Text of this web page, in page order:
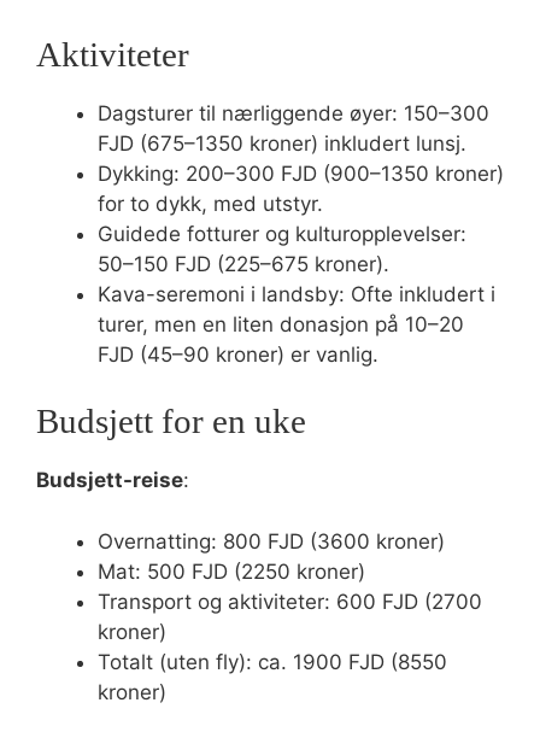
Aktiviteter
Dagsturer til nærliggende øyer: 150–300
FJD (675–1350 kroner) inkludert lunsj.
Dykking: 200–300 FJD (900–1350 kroner)
for to dykk, med utstyr.
Guidede fotturer og kulturopplevelser:
50–150 FJD (225–675 kroner).
Kava-seremoni i landsby: Ofte inkludert i
turer, men en liten donasjon på 10–20
FJD (45–90 kroner) er vanlig.
Budsjett for en uke
Budsjett-reise:
Overnatting: 800 FJD (3600 kroner)
Mat: 500 FJD (2250 kroner)
Transport og aktiviteter: 600 FJD (2700
kroner)
Totalt (uten fly): ca. 1900 FJD (8550
kroner)